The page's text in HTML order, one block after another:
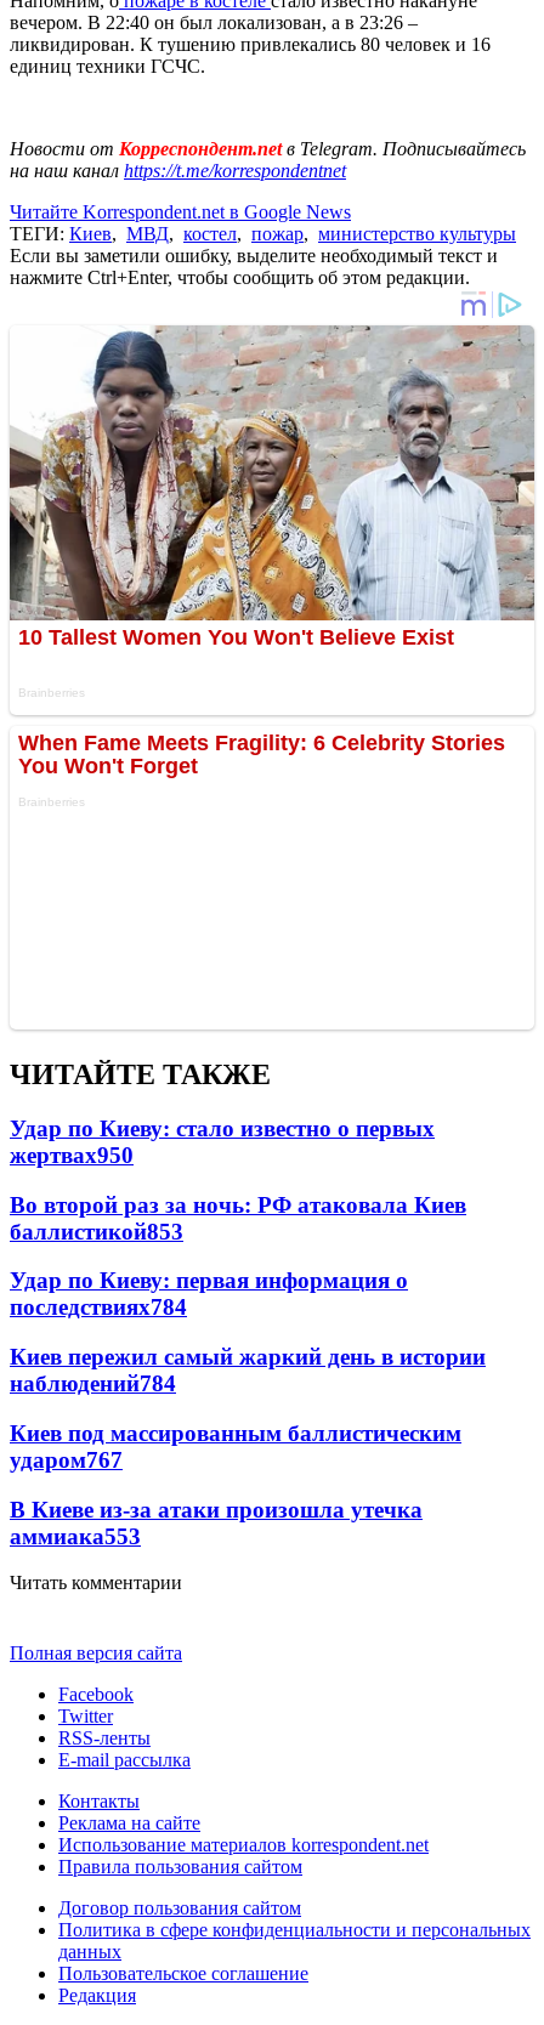
вечером. В 22:40 он был локализован, а в 23:26 –
ликвидирован. К тушению привлекались 80 человек и 16
единиц техники ГСЧС.
Новости от Корреспондент.netв Telegram. Подписывайтесь
на наш канал https://t.me/korrespondentnet
Читайте Korrespondent.net в Google News
ТЕГИ: Киев, МВД, костел, пожар, министерство культуры
Если вы заметили ошибку, выделите необходимый текст и
нажмите Ctrl+Enter, чтобы сообщить об этом редакции.
ЧИТАЙТЕ ТАКЖЕ
Удар по Киеву: стало известно о первых
жертвах950
Во второй раз за ночь: РФ атаковала Киев
баллистикой853
Удар по Киеву: первая информация о
последствиях784
Киев пережил самый жаркий день в истории
наблюдений784
Киев под массированным баллистическим
ударом767
В Киеве из-за атаки произошла утечка
аммиака553
Читать комментарии
Полная версия сайта
Facebook
Twitter
RSS-ленты
E-mail рассылка
Контакты
Реклама на сайте
Использование материалов korrespondent.net
Правила пользования сайтом
Договор пользования сайтом
Политика в сфере конфиденциальности и персональных
данных
Пользовательское соглашение
Редакция